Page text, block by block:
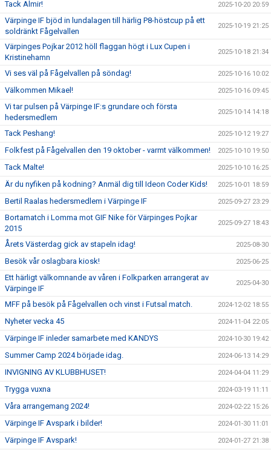
Tack Almir! 2025-10-20 20:59
Värpinge IF bjöd in lundalagen till härlig P8-höstcup på ett
soldränkt Fågelvallen
2025-10-19 21:25
Värpinges Pojkar 2012 höll flaggan högt i Lux Cupen i
Kristinehamn
2025-10-18 21:34
Vi ses väl på Fågelvallen på söndag! 2025-10-16 10:02
Välkommen Mikael! 2025-10-16 09:45
Vi tar pulsen på Värpinge IF:s grundare och första
hedersmedlem
2025-10-14 14:18
Tack Peshang! 2025-10-12 19:27
Folkfest på Fågelvallen den 19 oktober - varmt välkommen! 2025-10-10 19:50
Tack Malte! 2025-10-10 16:25
Är du nyfiken på kodning? Anmäl dig till Ideon Coder Kids! 2025-10-01 18:59
Bertil Raalas hedersmedlem i Värpinge IF 2025-09-27 23:29
Bortamatch i Lomma mot GIF Nike för Värpinges Pojkar
2015
2025-09-27 18:43
Årets Västerdag gick av stapeln idag! 2025-08-30
Besök vår oslagbara kiosk! 2025-06-25
Ett härligt välkomnande av våren i Folkparken arrangerat av
Värpinge IF
2025-04-30
MFF på besök på Fågelvallen och vinst i Futsal match. 2024-12-02 18:55
Nyheter vecka 45 2024-11-04 22:05
Värpinge IF inleder samarbete med KANDYS 2024-10-30 19:42
Summer Camp 2024 började idag. 2024-06-13 14:29
INVIGNING AV KLUBBHUSET! 2024-04-04 11:29
Trygga vuxna 2024-03-19 11:11
Våra arrangemang 2024! 2024-02-22 15:26
Värpinge IF Avspark i bilder! 2024-01-30 11:01
Värpinge IF Avspark! 2024-01-27 21:38